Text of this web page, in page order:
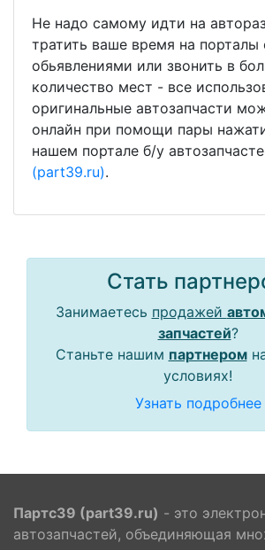
Не надо самому идти на
тратить ваше время на порталы
обьявлениями или звонить в
количество мест - все
оригинальные автозапчасти
онлайн при помощи пары
нашем портале б/у
(part39.ru).
Стать
Занимаетесь продажей
запчастей?
Станьте нашим партнером
условиях!
Узнать подробнее
Партс39 (part39.ru) - это
автозапчастей, объединяющая